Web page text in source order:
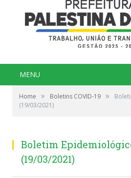
MENU
Home » Boletins COVID-19 »
(19/03/2021)
Boletim
(19/03/2021)